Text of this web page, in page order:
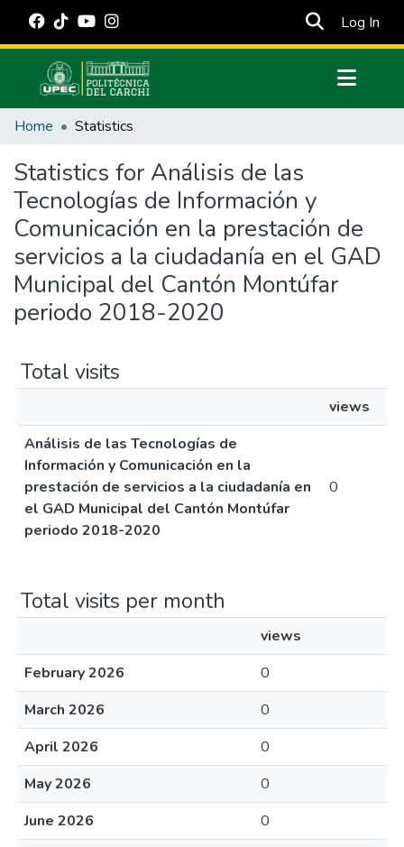
Log In
Communities & Collections
Estadísticas Externas
Manuales
Home Statistics
Statistics for Análisis de las
Tecnologías de Información y
Comunicación en la prestación de
servicios a la ciudadanía en el GAD
Municipal del Cantón Montúfar
periodo 2018-2020
Total visits
views
Análisis de las Tecnologías de
Información y Comunicación en la
prestación de servicios a la ciudadanía en
el GAD Municipal del Cantón Montúfar
periodo 2018-2020
0
Total visits per month
views
February 2026
0
March 2026
0
April 2026
0
May 2026
0
June 2026
0